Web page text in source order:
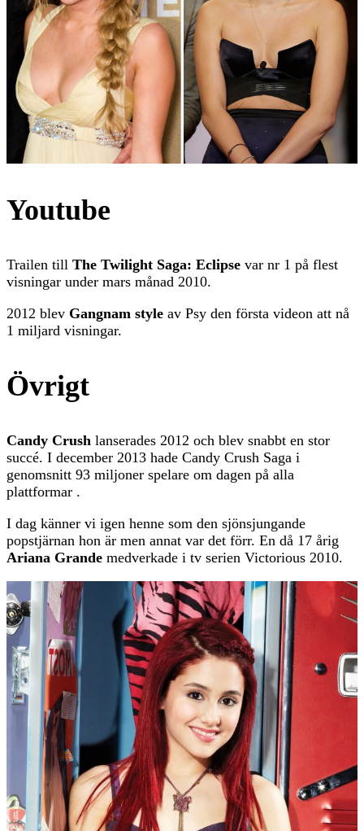
Youtube
Trailen till The Twilight Saga: Eclipse var nr 1 på flest
visningar under mars månad 2010.
2012 blev Gangnam style av Psy den första videon att nå
1 miljard visningar.
Övrigt
Candy Crush lanserades 2012 och blev snabbt en stor
succé. I december 2013 hade Candy Crush Saga i
genomsnitt 93 miljoner spelare om dagen på alla
plattformar .
I dag känner vi igen henne som den sjönsjungande
popstjärnan hon är men annat var det förr. En då 17 årig
Ariana Grande medverkade i tv serien Victorious 2010.